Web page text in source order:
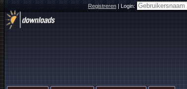
Registreren|Login: